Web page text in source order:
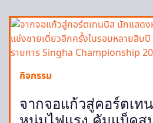
กิจกรรม
จากจอแก้วสู่คอร์ตเท